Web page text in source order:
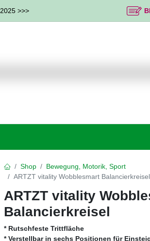
>>>
Shop
Bewegung, Motorik, Sport
ARTZT vitality Wobblesmart Balancierkreisel
ARTZT vitality
Balancierkreisel
* Rutschfeste Trittfläche
* Verstellbar in sechs Positionen für